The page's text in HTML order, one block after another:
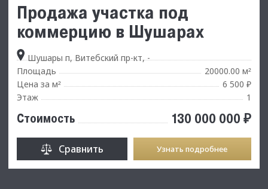
Продажа участка под
коммерцию в Шушарах
Шушары п, Витебский пр-кт, -
Площадь
20000.00 м²
Цена за м²
6 500 ₽
Этаж
1
Стоимость 130 000 000 ₽
Сравнить Узнать подробнее